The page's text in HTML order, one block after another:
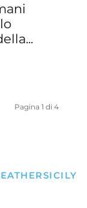
Pagina 1 di 4